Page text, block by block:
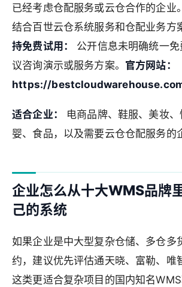
已经考虑仓配服务或云仓合作的企业。
结合百世云仓系统服务和仓配业务方
持免费试用：
公开信息未明确统一
议咨询演示或服务方案。 官方网站：
https://
适合企业：
电商品牌、鞋服、美妆
婴、食品，以及需要云仓仓配服务的
企业怎么从十大WMS品牌
己的系统
如果企业是中大型复杂仓储、多仓多
约，建议优先评估通天晓、富勒、唯
这类更适合复杂项目的国内知名WMS